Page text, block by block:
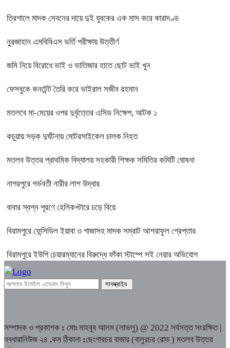
ত্রিশালে মাদক সেবনের দায়ে দুই যুবকের এক মাস করে কারাদণ্ড
নুরজাহান এমবিবিএস ভর্তি পরীক্ষায় উত্তীর্ণ
জমি নিয়ে বিরোধে ভাই ও ভাতিজার হাতে ছোট ভাই খুন
ফেসবুকে কনটেন্ট তৈরি করে ভাইরাল সজীব রহমান
মতলবে মা-মেয়ের ওপর দুর্বৃত্তের এসিড নিক্ষেপ, আটক ১
কচুয়ায় সড়ক দুর্ঘটনায় মোটরসাইকেল চালক নিহত
মতলব উত্তর প্রাথমিক বিদ্যালয় সহকারী শিক্ষক সমিতির কমিটি ঘোষনা
নাগরপুরে গর্ভবতী নারীর লাশ উদ্ধার
বাবার স্বপ্ন পূরণে হেলিকপ্টারে চড়ে বিয়ে
বিরামপুরে ফেন্সিডিল ইয়াবা ও গাজাসহ মাদক সম্রাট আশরাফুল গ্রেপ্তার
বিরামপুরে ইউপি চেয়ারম্যানের বিরুদ্ধে ফাঁকা স্টাম্পে সই নেয়ার অভিযোগ
সম্পাদক ও প্রকাশক : মোঃ মাহবুব আলম (লাভলু) @ 2022 সর্বসত্ত সংরক্ষিত |
নবধারানিউজ ২৪ .কম ঠিকানা :ছেংগারচর বাজার (বালুরচর রোড ) মতলব উত্তর